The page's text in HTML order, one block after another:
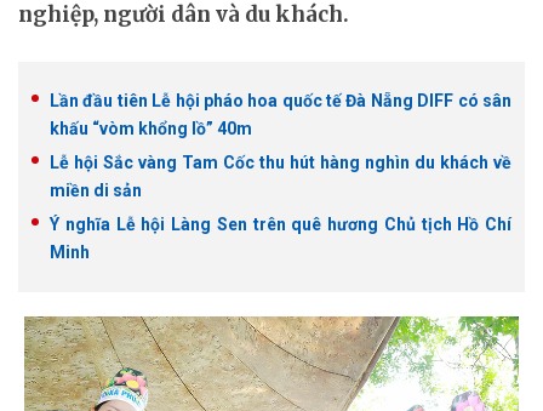
nghiệp, người dân và du khách.
Lần đầu tiên Lễ hội pháo hoa quốc tế Đà Nẵng DIFF có sân
khấu “vòm khổng lồ” 40m
Lễ hội Sắc vàng Tam Cốc thu hút hàng nghìn du khách về
miền di sản
Ý nghĩa Lễ hội Làng Sen trên quê hương Chủ tịch Hồ Chí
Minh